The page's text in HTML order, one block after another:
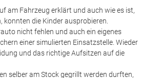
am Fahrzeug erklärt und auch wie es ist,
die Kinder ausprobieren.
nicht fehlen und auch ein eigenes
einer simulierten Einsatzstelle. Wieder
und das richtige Aufsitzen auf die
selber am Stock gegrillt werden durften,